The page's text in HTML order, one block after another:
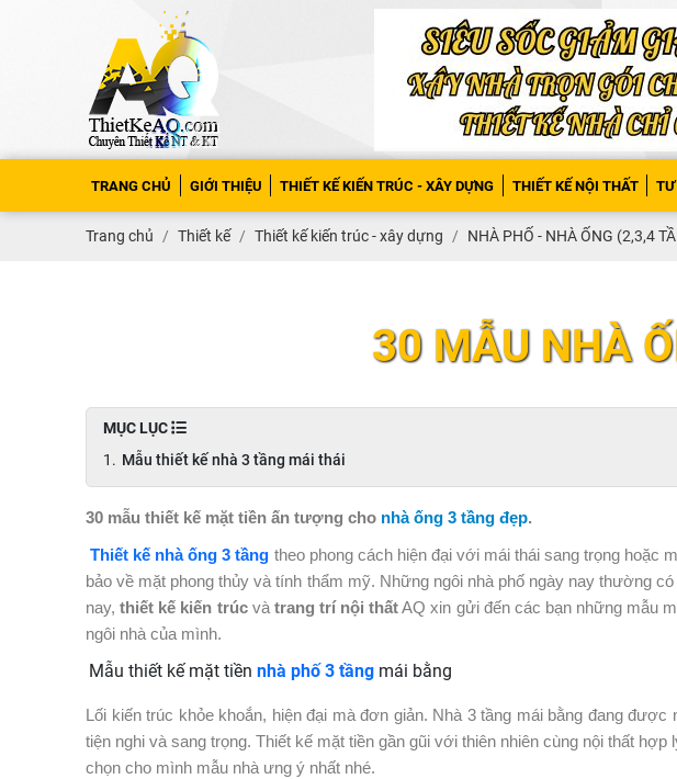
TRANG CHỦ GIỚI THIỆU THIẾT KẾ KIẾN TRÚC - XÂY DỰNG THIẾT KẾ NỘI THẤT
Trang chủ Thiết kế Thiết kế kiến trúc - xây dựng NHÀ PHỐ - NHÀ ỐNG (2,3,4
30 MẪU NHÀ
MỤC LỤC
Mẫu thiết kế nhà 3 tầng mái thái
30 mẫu thiết kế mặt tiền ấn tượng cho nhà ống 3 tầng đẹp.
Thiết kế nhà ống 3 tầng theo phong cách hiện đại với mái thái sang trọng hoặc
bảo về mặt phong thủy và tính thẩm mỹ. Những ngôi nhà phố ngày nay thường
nay,thiết kế kiến trúcvà trang trí nội thấtAQ xin gửi đến các bạn những mẫu
ngôi nhà của mình.
Mẫu thiết kế mặt tiền nhà phố 3 tầng mái bằng
Lối kiến trúc khỏe khoắn, hiện đại mà đơn giản. Nhà 3 tầng mái bằng đang
tiện nghi và sang trọng. Thiết kế mặt tiền gần gũi với thiên nhiên cùng nội thất
chọn cho mình mẫu nhà ưng ý nhất nhé.